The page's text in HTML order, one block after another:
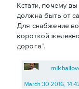
Кстати, почему
должна быть от
Для снабжение
короткой
дорога".
March 30 2016,